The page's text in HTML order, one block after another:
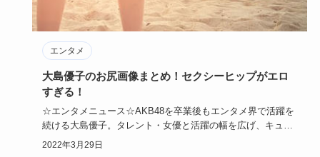
エンタメ
大島優子のお尻画像まとめ！セクシーヒップがエロ
すぎる！
☆エンタメニュース☆AKB48を卒業後もエンタメ界で活躍を
続ける大島優子。タレント・女優と活躍の幅を広げ、キュー
トな笑顔と…
2022年3月29日